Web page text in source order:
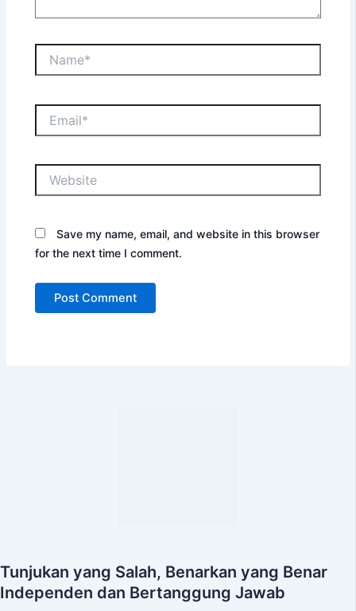
Save my name, email, and website in this browser
for the next time I comment.
Tunjukan yang Salah, Benarkan yang Benar
Independen dan Bertanggung Jawab